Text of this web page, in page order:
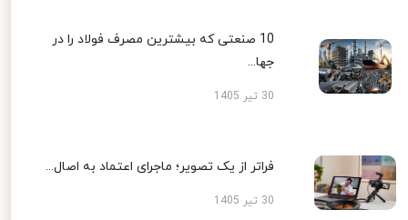
10 صنعتی که بیشترین مصرف فولاد را در
جها...
30 تیر 1405
فراتر از یک تصویر؛ ماجرای اعتماد به اصال...
30 تیر 1405